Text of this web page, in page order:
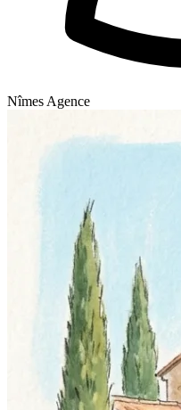
Nîmes Agence